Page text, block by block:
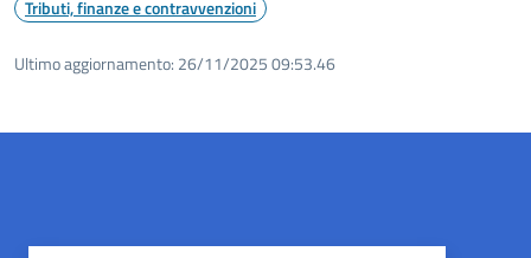
Tributi, finanze e contravvenzioni
Ultimo aggiornamento: 26/11/2025 09:53.46